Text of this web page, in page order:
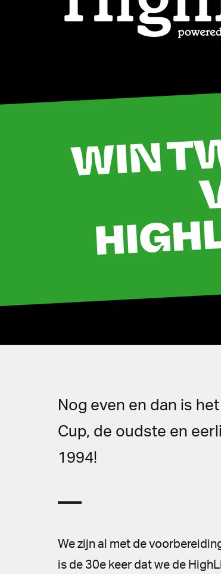
America)
Nog even en dan is
Cup, de oudste en
1994!
We zijn al met de
is de 30e keer dat we de